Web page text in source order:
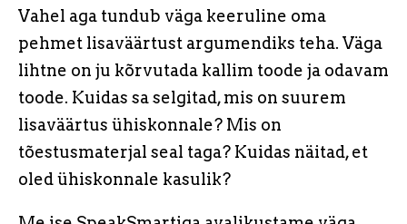
Vahel aga tundub väga keeruline oma
pehmet lisaväärtust argumendiks teha. Väga
lihtne on ju kõrvutada kallim toode ja odavam
toode. Kuidas sa selgitad, mis on suurem
lisaväärtus ühiskonnale? Mis on
tõestusmaterjal seal taga? Kuidas näitad, et
oled ühiskonnale kasulik?